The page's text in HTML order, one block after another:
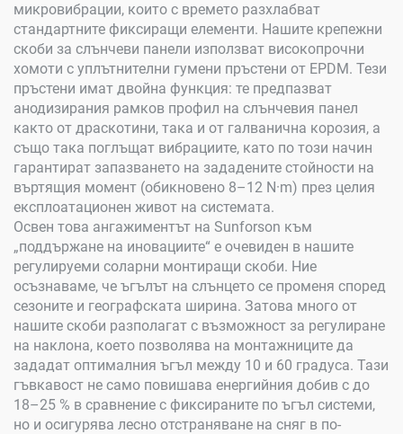
микровибрации, които с времето разхлабват
стандартните фиксиращи елементи. Нашите крепежни
скоби за слънчеви панели използват високопрочни
хомоти с уплътнителни гумени пръстени от EPDM. Тези
пръстени имат двойна функция: те предпазват
анодизирания рамков профил на слънчевия панел
както от драскотини, така и от галванична корозия, а
също така поглъщат вибрациите, като по този начин
гарантират запазването на зададените стойности на
въртящия момент (обикновено 8–12 N·m) през целия
експлоатационен живот на системата.
Освен това ангажиментът на Sunforson към
„поддържане на иновациите“ е очевиден в нашите
регулируеми соларни монтиращи скоби. Ние
осъзнаваме, че ъгълът на слънцето се променя според
сезоните и географската ширина. Затова много от
нашите скоби разполагат с възможност за регулиране
на наклона, което позволява на монтажниците да
зададат оптималния ъгъл между 10 и 60 градуса. Тази
гъвкавост не само повишава енергийния добив с до
18–25 % в сравнение с фиксираните по ъгъл системи,
но и осигурява лесно отстраняване на сняг в по-